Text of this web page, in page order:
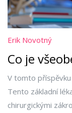
Erik Novotný
Co je
V tomto
Tento základní
chirurgickými